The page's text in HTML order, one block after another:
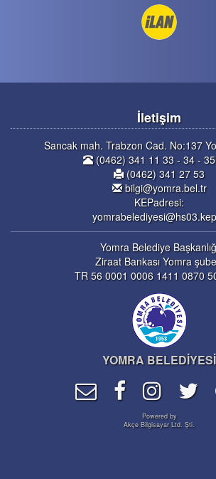
İletişim
Sancak mah. Trabzon Cad. No:137
(0462) 341 11 33 - 34 -
(0462) 341 27 53
bilgi@yomra.bel.tr
KEPadresi:
Yomra Belediye
Ziraat Bankası Yomra
TR 56 0001 0006 1411 0870
YOMRA BELEDİYESİ
Powered by
Akçe Bilgisayar Ltd. Şti.